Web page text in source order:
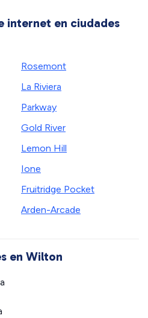
internet en ciudades
Rosemont
La Riviera
Parkway
Gold River
Lemon Hill
Ione
Fruitridge Pocket
Arden-Arcade
en Wilton